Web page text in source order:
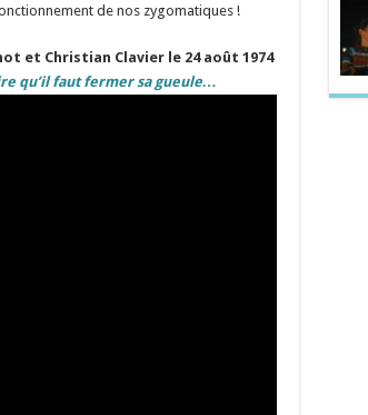
de nos zygomatiques !
et Christian Clavier le 24 août 1974
qu’il faut fermer sa gueule…